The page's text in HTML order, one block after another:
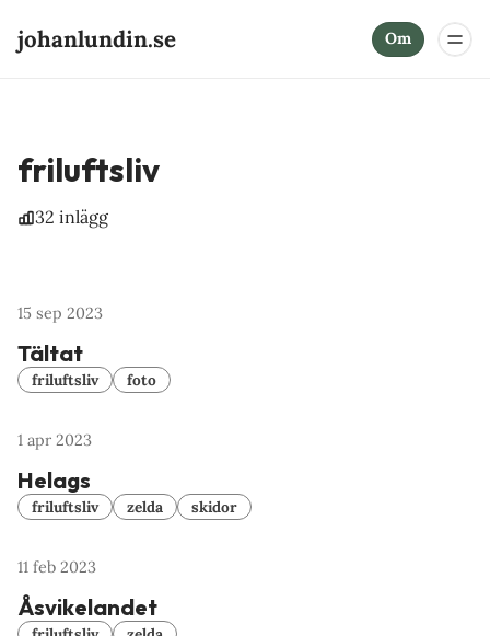
johanlundin.se Om
friluftsliv
32 inlägg
15 sep 2023
Tältat
friluftsliv foto
1 apr 2023
Helags
friluftsliv zelda skidor
11 feb 2023
Åsvikelandet